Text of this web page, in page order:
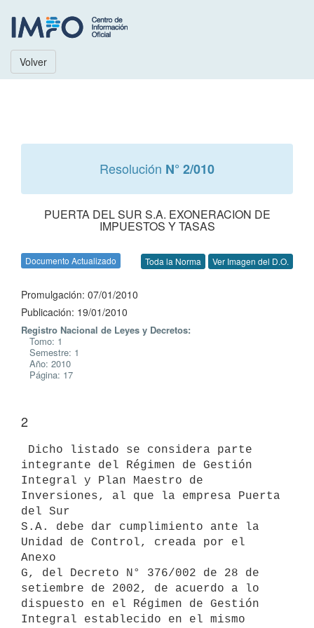
Volver
Resolución N° 2/010
PUERTA DEL SUR S.A. EXONERACION DE
IMPUESTOS Y TASAS
Documento Actualizado Toda la Norma Ver Imagen del D.O.
Promulgación: 07/01/2010
Publicación: 19/01/2010
Registro Nacional de Leyes y Decretos:
Tomo: 1
Semestre: 1
Año: 2010
Página: 17
2
integrante del Régimen de Gestión
Integral y Plan Maestro de
Inversiones, al que la empresa Puerta
del Sur
S.A. debe dar cumplimiento ante la
Unidad de Control, creada por el
Anexo
G, del Decreto N° 376/002 de 28 de
setiembre de 2002, de acuerdo a lo
dispuesto en el Régimen de Gestión
Integral establecido en el mismo